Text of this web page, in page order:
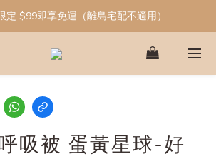
定 $99即享免運（離島宅配不適用）
吸被 蛋黃星球-好